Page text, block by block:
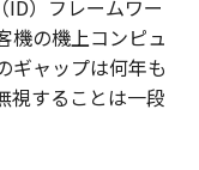
ID）フレームワー
機の機上コンピュ
ギャップは何年も
視することは一段